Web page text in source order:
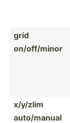
grid
on/off­/minor
x/y/zlim
auto/m­anual